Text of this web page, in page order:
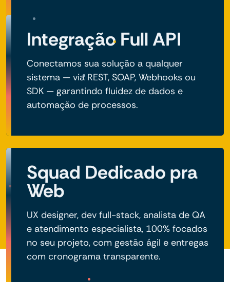
Integração Full API
Conectamos sua solução a qualquer
sistema — via REST, SOAP, Webhooks ou
SDK — garantindo fluidez de dados e
automação de processos.
Squad Dedicado pra
Web
UX designer, dev full-stack, analista de QA
e atendimento especialista, 100% focados
no seu projeto, com gestão ágil e entregas
com cronograma transparente.